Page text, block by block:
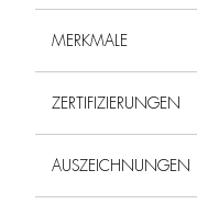
MERKMALE
ZERTIFIZIERUNGEN
AUSZEICHNUNGEN